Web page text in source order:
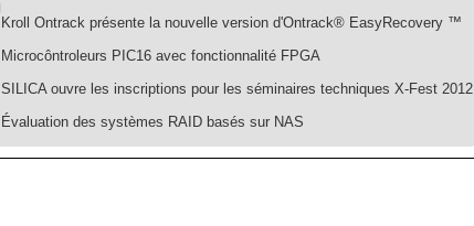
Kroll Ontrack présente la nouvelle version d'Ontrack® EasyRecovery ™
Microcôntroleurs PIC16 avec fonctionnalité FPGA
SILICA ouvre les inscriptions pour les séminaires techniques X-Fest 2012
Évaluation des systèmes RAID basés sur NAS